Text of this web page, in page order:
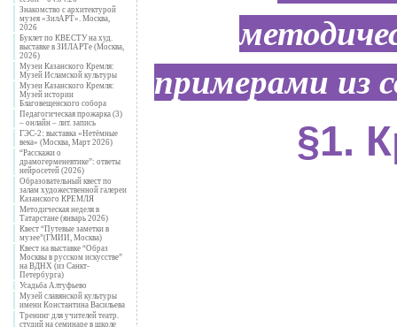
Знакомство с архитектурой
музея «ЗилАРТ». Москва,
2026
Буклет по КВЕСТУ на худ.
выставке в ЗИЛАРТе (Москва,
2026)
Музеи Казанского Кремля:
Музей Исламской культуры
Музеи Казанского Кремля:
Музей истории
Благовещенского собора
Педагогическая прожарка (3)
– онлайн – лит. запись
ГЭС-2: выставка «Нетёмные
века» (Москва, Март 2026)
“Расскажи о
драмогерменевтике”: ответы
нейросетей (2026)
Образовательный квест по
залам художественной галереи
Казанского КРЕМЛЯ
Методическая неделя в
Татарстане (январь 2026)
Квест “Путевые заметки в
музее”(ГМИИ, Москва)
Квест на выставке “Образ
Москвы в русском искусстве”
на ВДНХ (из Санкт-
Петербурга)
Усадьба Алтуфьево
Музей славянской культуры
имени Константина Васильева
Тренинг для учителей театр.
студий на семинаре в школе
примерами из
§1.